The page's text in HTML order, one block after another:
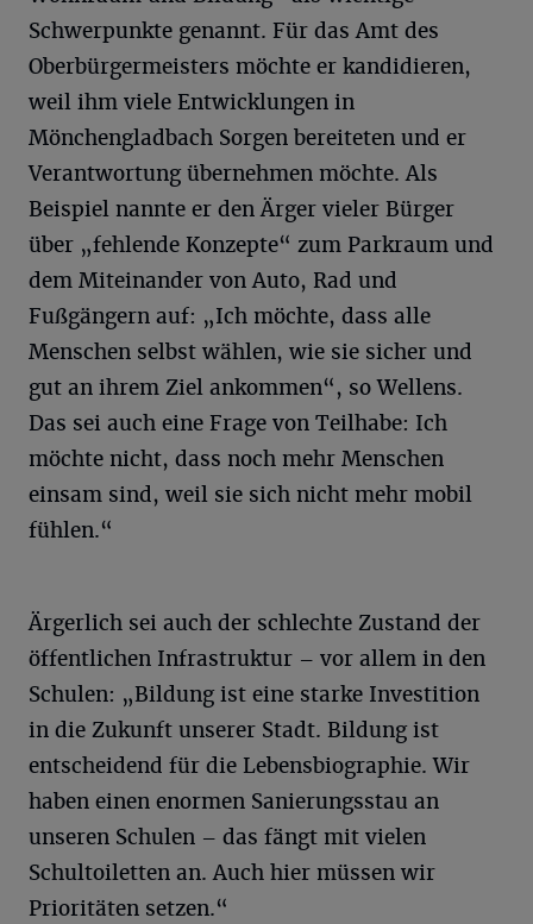
Schwerpunkte genannt. Für das Amt des
Oberbürgermeisters möchte er kandidieren,
weil ihm viele Entwicklungen in
Mönchengladbach Sorgen bereiteten und er
Verantwortung übernehmen möchte. Als
Beispiel nannte er den Ärger vieler Bürger
über „fehlende Konzepte“ zum Parkraum und
dem Miteinander von Auto, Rad und
Fußgängern auf: „Ich möchte, dass alle
Menschen selbst wählen, wie sie sicher und
gut an ihrem Ziel ankommen“, so Wellens.
Das sei auch eine Frage von Teilhabe: Ich
möchte nicht, dass noch mehr Menschen
einsam sind, weil sie sich nicht mehr mobil
fühlen.“
Ärgerlich sei auch der schlechte Zustand der
öffentlichen Infrastruktur – vor allem in den
Schulen: „Bildung ist eine starke Investition
in die Zukunft unserer Stadt. Bildung ist
entscheidend für die Lebensbiographie. Wir
haben einen enormen Sanierungsstau an
unseren Schulen – das fängt mit vielen
Schultoiletten an. Auch hier müssen wir
Prioritäten setzen.“